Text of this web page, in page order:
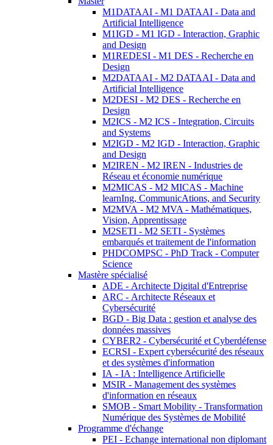
M1DATAAI - M1 DATAAI - Data and
Artificial Intelligence
M1IGD - M1 IGD - Interaction, Graphic
and Design
M1REDESI - M1 DES - Recherche en
Design
M2DATAAI - M2 DATAAI - Data and
Artificial Intelligence
M2DESI - M2 DES - Recherche en
Design
M2ICS - M2 ICS - Integration, Circuits
and Systems
M2IGD - M2 IGD - Interaction, Graphic
and Design
M2IREN - M2 IREN - Industries de
Réseau et économie numérique
M2MICAS - M2 MICAS - Machine
learnIng, CommunicAtions, and Security
M2MVA - M2 MVA - Mathématiques,
Vision, Apprentissage
M2SETI - M2 SETI - Systèmes
embarqués et traitement de l'information
PHDCOMPSC - PhD Track - Computer
Science
Mastère spécialisé
ADE - Architecte Digital d'Entreprise
ARC - Architecte Réseaux et
Cybersécurité
BGD - Big Data : gestion et analyse des
données massives
CYBER2 - Cybersécurité et Cyberdéfense
ECRSI - Expert cybersécurité des réseaux
et des systèmes d'information
IA - IA : Intelligence Artificielle
MSIR - Management des systèmes
d'information en réseaux
SMOB - Smart Mobility - Transformation
Numérique des Systèmes de Mobilité
Programme d'échange
PEI - Echange international non diplomant